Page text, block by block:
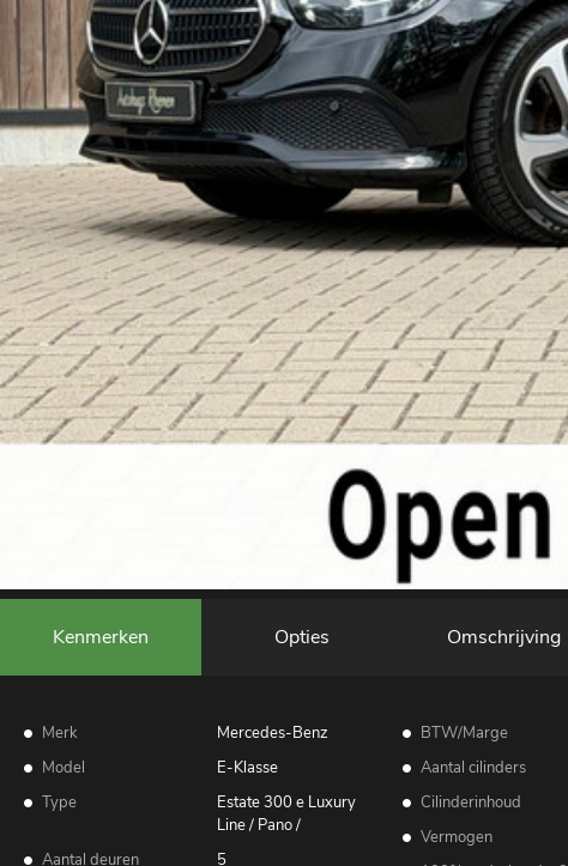
Kenmerken Opties Omschrijving
Merk
Mercedes-Benz
Model
E-Klasse
Type
Estate 300 e Luxury
Line / Pano /
Aantal deuren
5
BTW/Marge
Aantal cilinders
Cilinderinhoud
Vermogen